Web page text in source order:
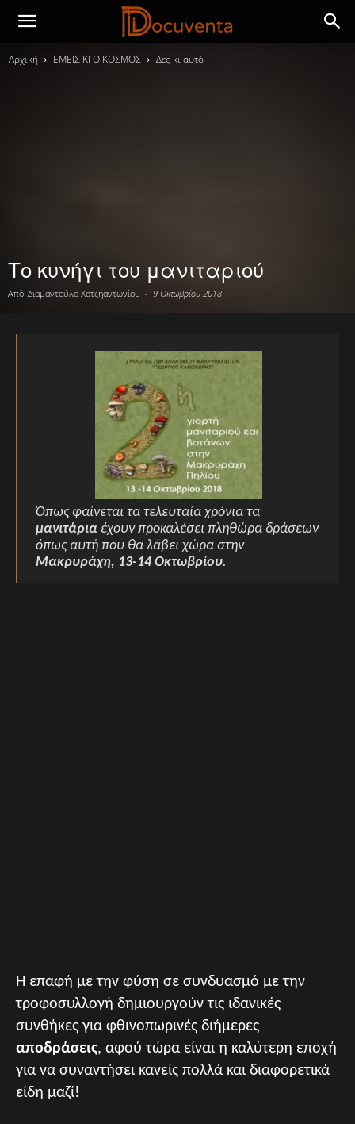
Αρχική ΕΜΕΙΣ ΚΙ Ο ΚΟΣΜΟΣ Δες κι αυτό
Το κυνήγι του μανιταριού
Από Διαμαντούλα Χατζηαντωνίου - 9 Οκτωβρίου 2018
Όπως φαίνεται τα τελευταία χρόνια τα
μανιτάρια έχουν προκαλέσει πληθώρα δράσεων
όπως αυτή που θα λάβει χώρα στην
Μακρυράχη, 13-14 Οκτωβρίου.
Η επαφή με την φύση σε συνδυασμό με την
τροφοσυλλογή δημιουργούν τις ιδανικές
συνθήκες για φθινοπωρινές διήμερες
αποδράσεις, αφού τώρα είναι η καλύτερη εποχή
για να συναντήσει κανείς πολλά και διαφορετικά
είδη μαζί!